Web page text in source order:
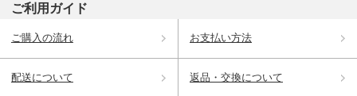
ご利用ガイド
ご購入の流れ お支払い方法
配送について 返品・交換について